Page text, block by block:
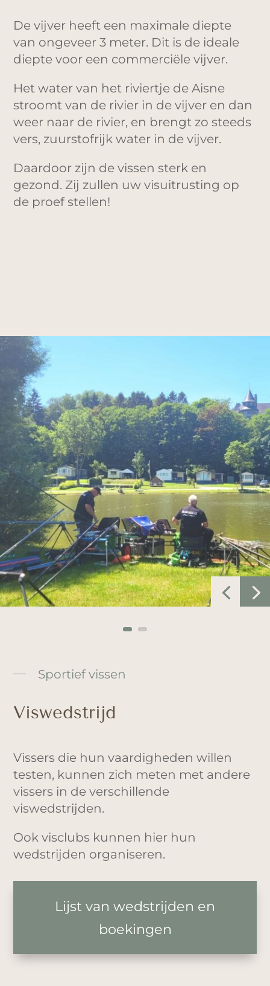
De vijver heeft een maximale diepte
van ongeveer 3 meter. Dit is de ideale
diepte voor een commerciële vijver.
Het water van het riviertje de Aisne
stroomt van de rivier in de vijver en dan
weer naar de rivier, en brengt zo steeds
vers, zuurstofrijk water in de vijver.
Daardoor zijn de vissen sterk en
gezond. Zij zullen uw visuitrusting op
de proef stellen!
Sportief vissen
Viswedstrijd
Vissers die hun vaardigheden willen
testen, kunnen zich meten met andere
vissers in de verschillende
viswedstrijden.
Ook visclubs kunnen hier hun
wedstrijden organiseren.
Lijst van wedstrijden en
boekingen